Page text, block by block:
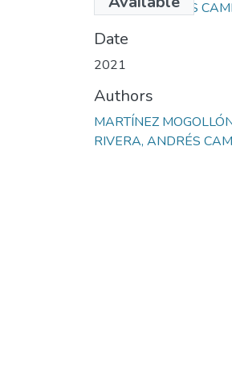
RIVERA ANDRÉS
Date
2021
Authors
MARTÍNEZ
RIVERA, ANDRÉS